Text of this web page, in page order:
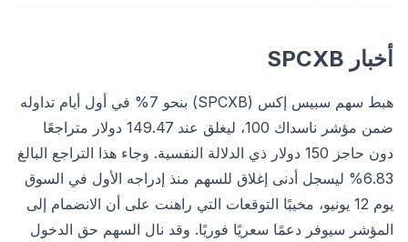
أخبار SPCXB
هبط سهم سبيس إكس (SPCXB) بنحو 7% في أول أيام تداوله
ضمن مؤشر ناسداك 100، ليغلق عند 149.47 دولار متراجعًا
دون حاجز 150 دولار ذي الدلالة النفسية. وجاء هذا التراجع البالغ
6.83% ليسجل أدنى إغلاق للسهم منذ إدراجه الأول في السوق
يوم 12 يونيو، مخيبًا التوقعات التي راهنت على أن الانضمام إلى
المؤشر سيوفر دعمًا سعريًا فوريًا. وقد نال السهم حق الدخول